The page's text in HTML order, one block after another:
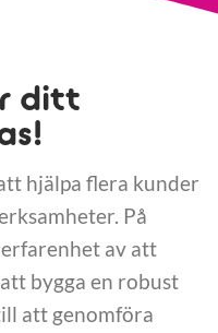
ditt
hjälpa flera kunder
På
av att
bygga en robust
att genomföra